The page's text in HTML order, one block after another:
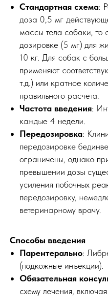
Стандартная схема:
доза 0,5 мг
массы тела собаки, то
дозировке (5 мг) для
10 кг. Для собак с
применяют
т.д.) или кратное
правильного расчета.
Частота введения:
каждые 4 недели.
Передозировка:
передозировке
ограничены, однако
превышении дозы
усиления побочных
передозировку,
ветеринарному врачу.
Способы введения
Парентерально:
(подкожные инъекции).
Обязательная
схему лечения,